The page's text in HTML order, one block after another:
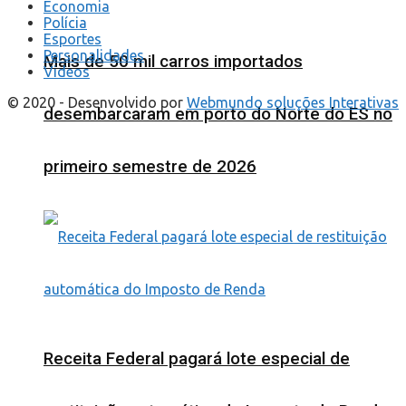
Mais de 50 mil carros importados
desembarcaram em porto do Norte do ES no
primeiro semestre de 2026
Receita Federal pagará lote especial de
Economia
Polícia
Esportes
Personalidades
Videos
© 2020 - Desenvolvido por Webmundo soluções Interativas